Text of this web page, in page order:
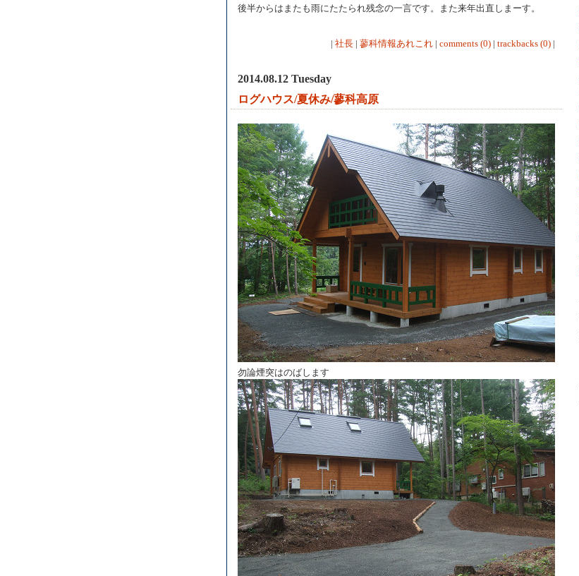
後半からはまたも雨にたたられ残念の一言です。また来年出直しまーす。
| 社長 | 蓼科情報あれこれ | comments (0) | trackbacks (0) |
2014.08.12 Tuesday
ログハウス/夏休み/蓼科高原
勿論煙突はのばします